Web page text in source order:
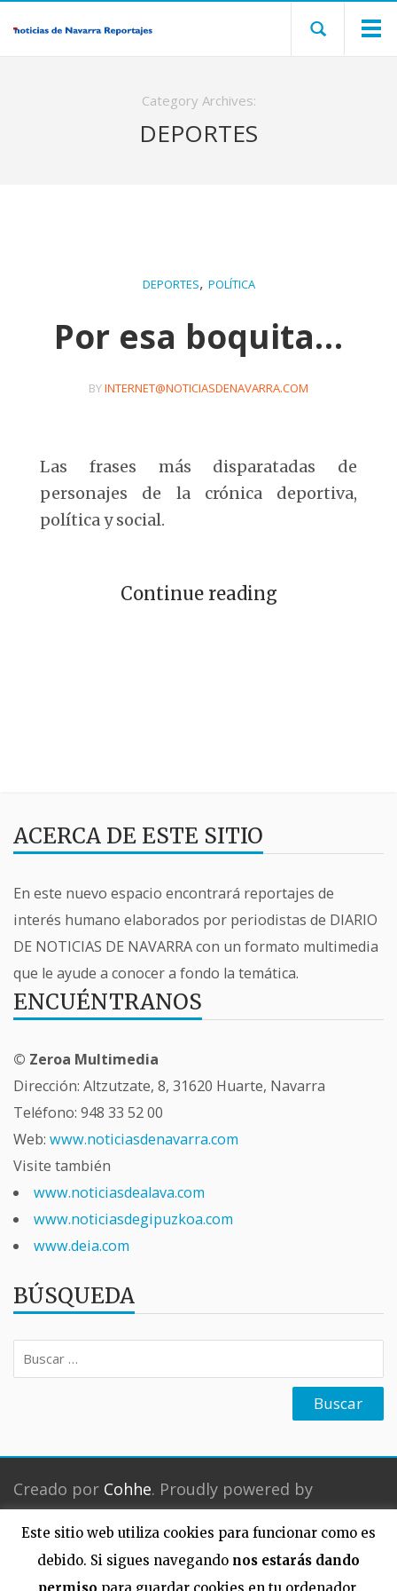
Category Archives:
DEPORTES
DEPORTES, POLÍTICA
Por esa boquita…
BYINTERNET@NOTICIASDENAVARRA.COM
Las frases más disparatadas de
personajes de la crónica deportiva,
política y social.
Continue reading
ACERCA DE ESTE SITIO
En este nuevo espacio encontrará reportajes de
interés humano elaborados por periodistas de DIARIO
DE NOTICIAS DE NAVARRA con un formato multimedia
que le ayude a conocer a fondo la temática.
ENCUÉNTRANOS
© Zeroa Multimedia
Dirección: Altzutzate, 8, 31620 Huarte, Navarra
Teléfono: 948 33 52 00
Web: www.noticiasdenavarra.com
Visite también
www.noticiasdealava.com
www.noticiasdegipuzkoa.com
www.deia.com
BÚSQUEDA
Buscar:
Creado por Cohhe. Proudly powered by
WordPress
Este sitio web utiliza cookies para funcionar como es
debido. Si sigues navegando nos estarás dando